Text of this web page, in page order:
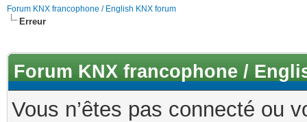
Forum KNX francophone / English KNX forum
Erreur
Forum KNX francophone /
Vous n’êtes pas connecté ou